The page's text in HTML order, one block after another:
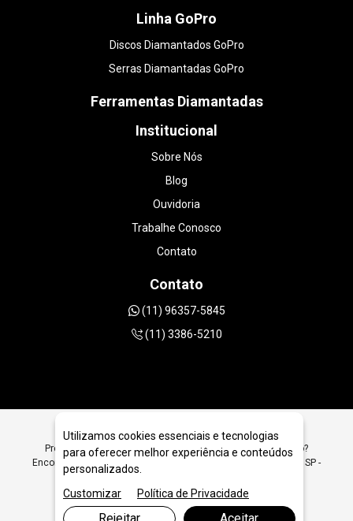
Linha GoPro
Discos Diamantados GoPro
Serras Diamantadas GoPro
Ferramentas Diamantadas
Institucional
Sobre Nós
Blog
Ouvidoria
Trabalhe Conosco
Contato
Contato
(11) 96357-5845
(11) 3386-5210
Procurando Serras Diamantados Linha GoPro em São Paulo?
Encontre Aqui Serras Diamantados Linha GoPro em São Paulo SP -
Utilizamos cookies essenciais e tecnologias
para oferecer melhor experiência e conteúdos
personalizados.
Customizar
Política de Privacidade